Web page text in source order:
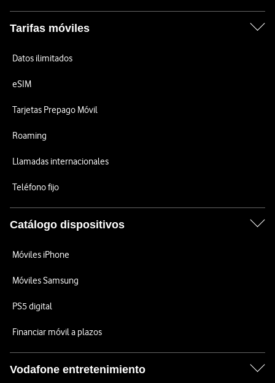
Tarifas móviles
Datos ilimitados
eSIM
Tarjetas Prepago Móvil
Roaming
Llamadas internacionales
Teléfono fijo
Catálogo dispositivos
Móviles iPhone
Móviles Samsung
PS5 digital
Financiar móvil a plazos
Vodafone entretenimiento